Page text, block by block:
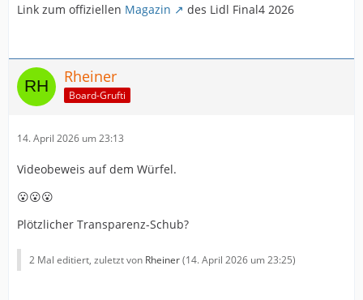
Link zum offiziellen Magazin des Lidl Final4 2026
Rheiner
Board-Grufti
14. April 2026 um 23:13
Videobeweis auf dem Würfel.
😮😮😮
Plötzlicher Transparenz-Schub?
2 Mal editiert, zuletzt von Rheiner(14. April 2026 um 23:25)